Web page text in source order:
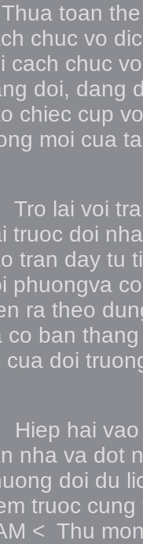
toan the
chuc vo
cach chuc
doi, dang
chiec cup
moi cua
lai voi
truoc doi
tran day tu
phuongva
ra theo
co ban
cua doi
hai vao
nha va dot
doi du
truoc
< Thu